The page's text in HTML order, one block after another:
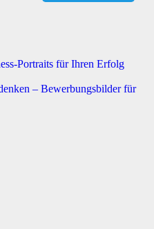
Portraits für Ihren Erfolg
– Bewerbungsbilder für